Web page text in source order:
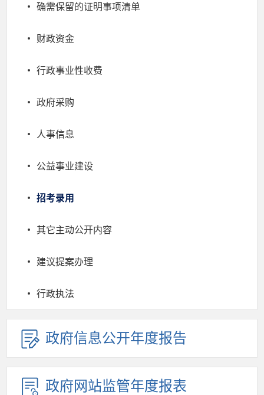
确需保留的证明事项清单
财政资金
行政事业性收费
政府采购
人事信息
公益事业建设
招考录用
其它主动公开内容
建议提案办理
行政执法
政府信息公开年度报告
政府网站监管年度报表